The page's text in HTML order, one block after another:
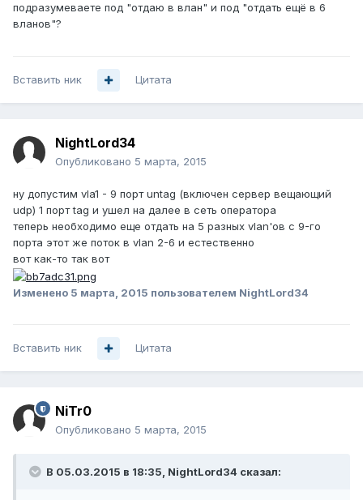
подразумеваете под "отдаю в влан" и под "отдать ещё в 6
вланов"?
Вставить ник Цитата
NightLord34
Опубликовано 5 марта, 2015
ну допустим vla1 - 9 порт untag (включен сервер вещающий
udp) 1 порт tag и ушел на далее в сеть оператора
теперь необходимо еще отдать на 5 разных vlan'ов с 9-го
порта этот же поток в vlan 2-6 и естественно
вот как-то так вот
Изменено 5 марта, 2015 пользователем NightLord34
Вставить ник Цитата
NiTr0
Опубликовано 5 марта, 2015
В 05.03.2015 в 18:35, NightLord34 сказал: